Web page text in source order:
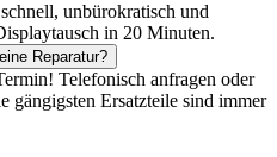
unbürokratisch und
in 20 Minuten.
Reparatur?
Telefonisch anfragen oder
gängigsten Ersatzteile sind immer